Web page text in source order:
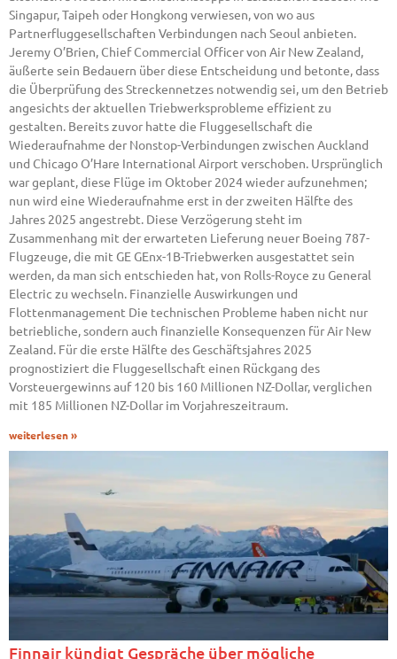
Singapur, Taipeh oder Hongkong verwiesen, von wo aus
Partnerfluggesellschaften Verbindungen nach Seoul anbieten.
Jeremy O’Brien, Chief Commercial Officer von Air New Zealand,
äußerte sein Bedauern über diese Entscheidung und betonte, dass
die Überprüfung des Streckennetzes notwendig sei, um den Betrieb
angesichts der aktuellen Triebwerksprobleme effizient zu
gestalten. Bereits zuvor hatte die Fluggesellschaft die
Wiederaufnahme der Nonstop-Verbindungen zwischen Auckland
und Chicago O’Hare International Airport verschoben. Ursprünglich
war geplant, diese Flüge im Oktober 2024 wieder aufzunehmen;
nun wird eine Wiederaufnahme erst in der zweiten Hälfte des
Jahres 2025 angestrebt. Diese Verzögerung steht im
Zusammenhang mit der erwarteten Lieferung neuer Boeing 787-
Flugzeuge, die mit GE GEnx-1B-Triebwerken ausgestattet sein
werden, da man sich entschieden hat, von Rolls-Royce zu General
Electric zu wechseln. Finanzielle Auswirkungen und
Flottenmanagement Die technischen Probleme haben nicht nur
betriebliche, sondern auch finanzielle Konsequenzen für Air New
Zealand. Für die erste Hälfte des Geschäftsjahres 2025
prognostiziert die Fluggesellschaft einen Rückgang des
Vorsteuergewinns auf 120 bis 160 Millionen NZ-Dollar, verglichen
mit 185 Millionen NZ-Dollar im Vorjahreszeitraum.
weiterlesen »
Finnair kündigt Gespräche über mögliche